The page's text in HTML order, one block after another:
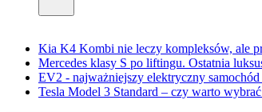
Kia K4 Kombi nie leczy kompleksów, ale
Mercedes klasy S po liftingu. Ostatnia
EV2 - najważniejszy elektryczny
Tesla Model 3 Standard – czy warto